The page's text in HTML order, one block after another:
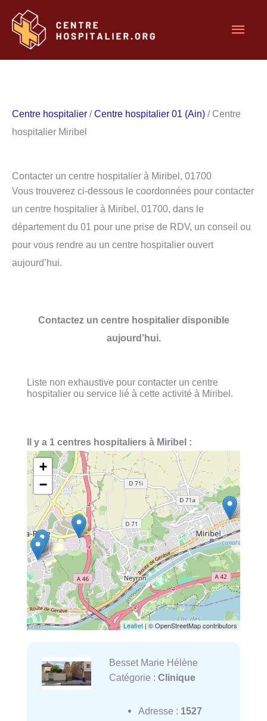
contenu
Centre hospitalier /Centre hospitalier 01 (Ain) / Centre
hospitalier Miribel
Contacter un centre hospitalier à Miribel, 01700
Vous trouverez ci-dessous le coordonnées pour contacter
un centre hospitalier à Miribel, 01700, dans le
département du 01 pour une prise de RDV, un conseil ou
pour vous rendre au un centre hospitalier ouvert
aujourd’hui.
Contactez un centre hospitalier disponible
aujourd’hui.
Liste non exhaustive pour contacter un centre
hospitalier ou service lié à cette activité à Miribel.
Il y a 1 centres hospitaliers à Miribel :
+
−
Leaflet| © OpenStreetMap contributors
Besset Marie Hélène
Catégorie : Clinique
Adresse : 1527